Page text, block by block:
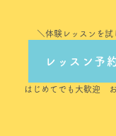
＼体験レッスンを
レッスン予
はじめてでも大歓迎